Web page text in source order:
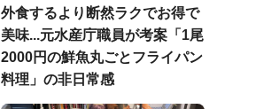
外食するより断然ラクでお得で
美味...元水産庁職員が考案「1尾
2000円の鮮魚丸ごとフライパン
料理」の非日常感